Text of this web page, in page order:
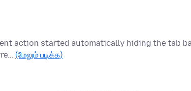
action started automatically hiding the tab
(மேலும் படிக்க)